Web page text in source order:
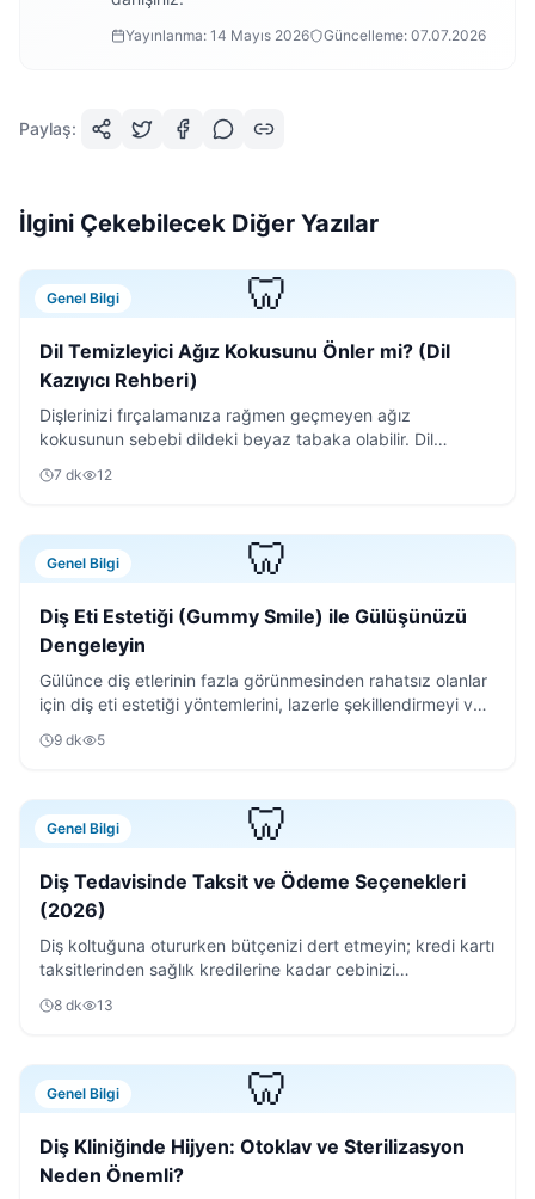
Yayınlanma: 14 Mayıs 2026 Güncelleme: 07.07.2026
Paylaş:
İlgini Çekebilecek Diğer Yazılar
🦷
Genel Bilgi
Dil Temizleyici Ağız Kokusunu Önler mi? (Dil
Kazıyıcı Rehberi)
Dişlerinizi fırçalamanıza rağmen geçmeyen ağız
kokusunun sebebi dildeki beyaz tabaka olabilir. Dil
7 dk 12
🦷
Genel Bilgi
Diş Eti Estetiği (Gummy Smile) ile Gülüşünüzü
Dengeleyin
Gülünce diş etlerinin fazla görünmesinden rahatsız olanlar
için diş eti estetiği yöntemlerini, lazerle şekillendirmeyi ve
9 dk 5
🦷
Genel Bilgi
Diş Tedavisinde Taksit ve Ödeme Seçenekleri
(2026)
Diş koltuğuna otururken bütçenizi dert etmeyin; kredi kartı
taksitlerinden sağlık kredilerine kadar cebinizi
8 dk 13
🦷
Genel Bilgi
Diş Kliniğinde Hijyen: Otoklav ve Sterilizasyon
Neden Önemli?